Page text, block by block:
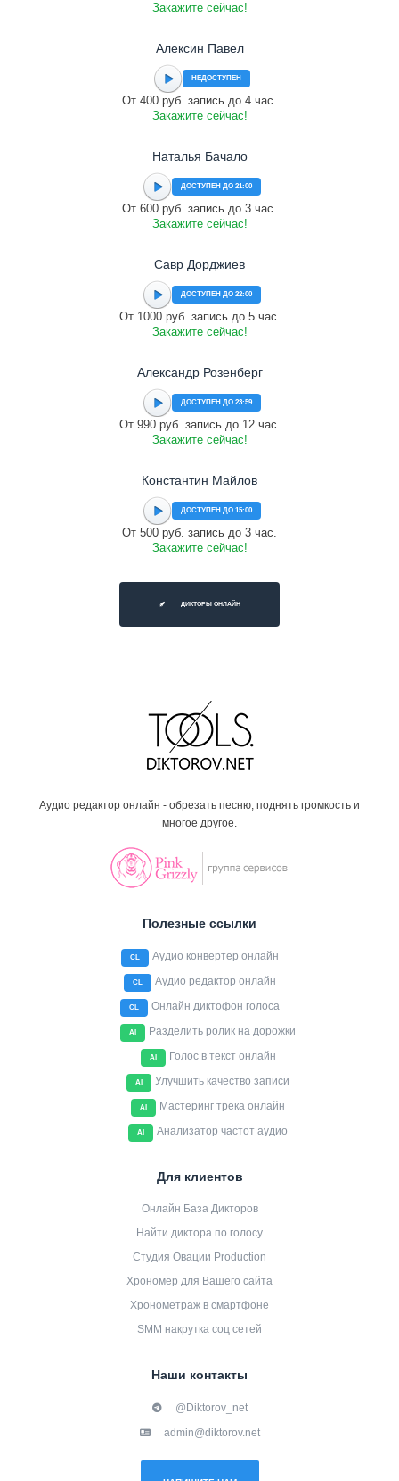
Закажите сейчас!
Алексин Павел
НЕДОСТУПЕН
От 400 руб. запись до 4 час.
Закажите сейчас!
Наталья Бачало
ДОСТУПЕН ДО 21:00
От 600 руб. запись до 3 час.
Закажите сейчас!
Савр Дорджиев
ДОСТУПЕН ДО 22:00
От 1000 руб. запись до 5 час.
Закажите сейчас!
Александр Розенберг
ДОСТУПЕН ДО 23:59
От 990 руб. запись до 12 час.
Закажите сейчас!
Константин Майлов
ДОСТУПЕН ДО 15:00
От 500 руб. запись до 3 час.
Закажите сейчас!
ДИКТОРЫ ОНЛАЙН
Аудио редактор онлайн - обрезать песню, поднять громкость и
многое другое.
Полезные ссылки
CL Аудио конвертер онлайн
CL Аудио редактор онлайн
CL Онлайн диктофон голоса
AI Разделить ролик на дорожки
AI Голос в текст онлайн
AI Улучшить качество записи
AI Мастеринг трека онлайн
AI Анализатор частот аудио
Для клиентов
Онлайн База Дикторов
Найти диктора по голосу
Студия Овации Production
Хрономер для Вашего сайта
Хронометраж в смартфоне
SMM накрутка соц сетей
Наши контакты
@Diktorov_net
admin@diktorov.net